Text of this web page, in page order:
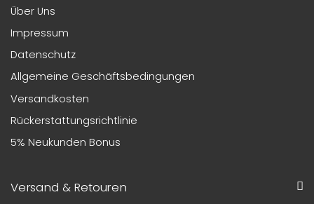
Über Uns
Impressum
Datenschutz
Allgemeine Geschäftsbedingungen
Versandkosten
Rückerstattungsrichtlinie
5% Neukunden Bonus
Versand & Retouren